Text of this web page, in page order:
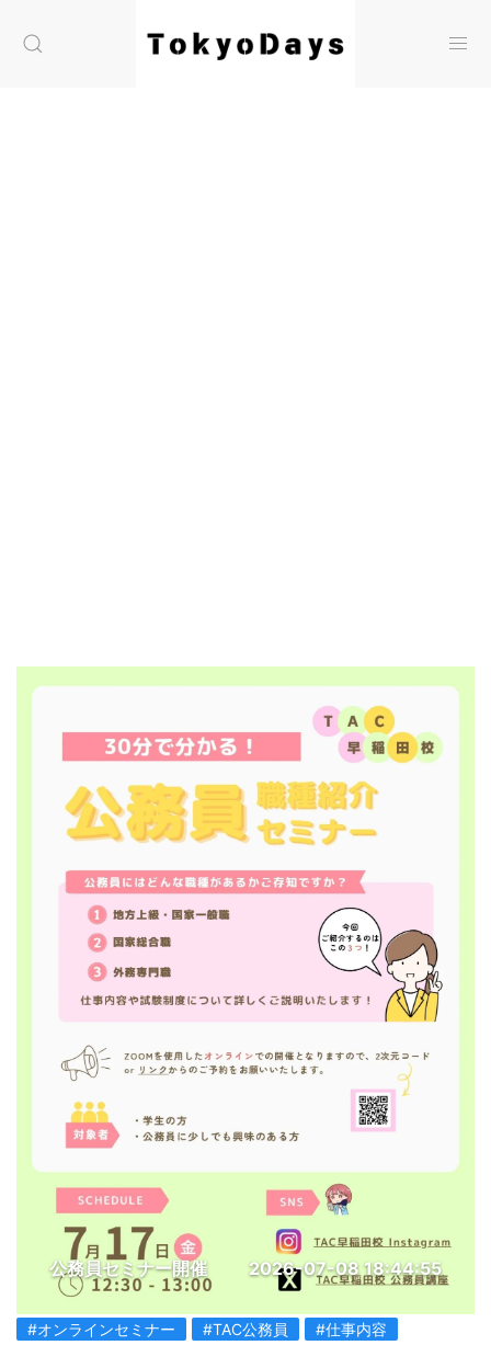
公務員セミナー開催 2026-07-08 18:44:55
#オンラインセミナー #TAC公務員 #仕事内容